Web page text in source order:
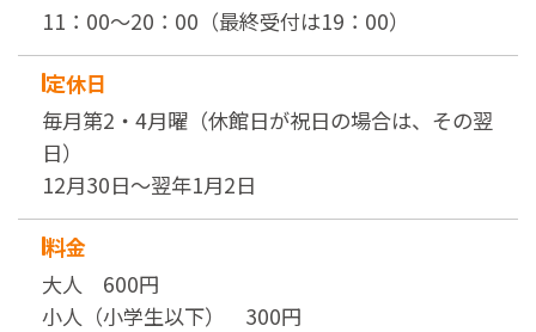
11：00～20：00（最終受付は19：00）
定休日
毎月第2・4月曜（休館日が祝日の場合は、その翌
日）
12月30日～翌年1月2日
料金
大人 600円
小人（小学生以下） 300円